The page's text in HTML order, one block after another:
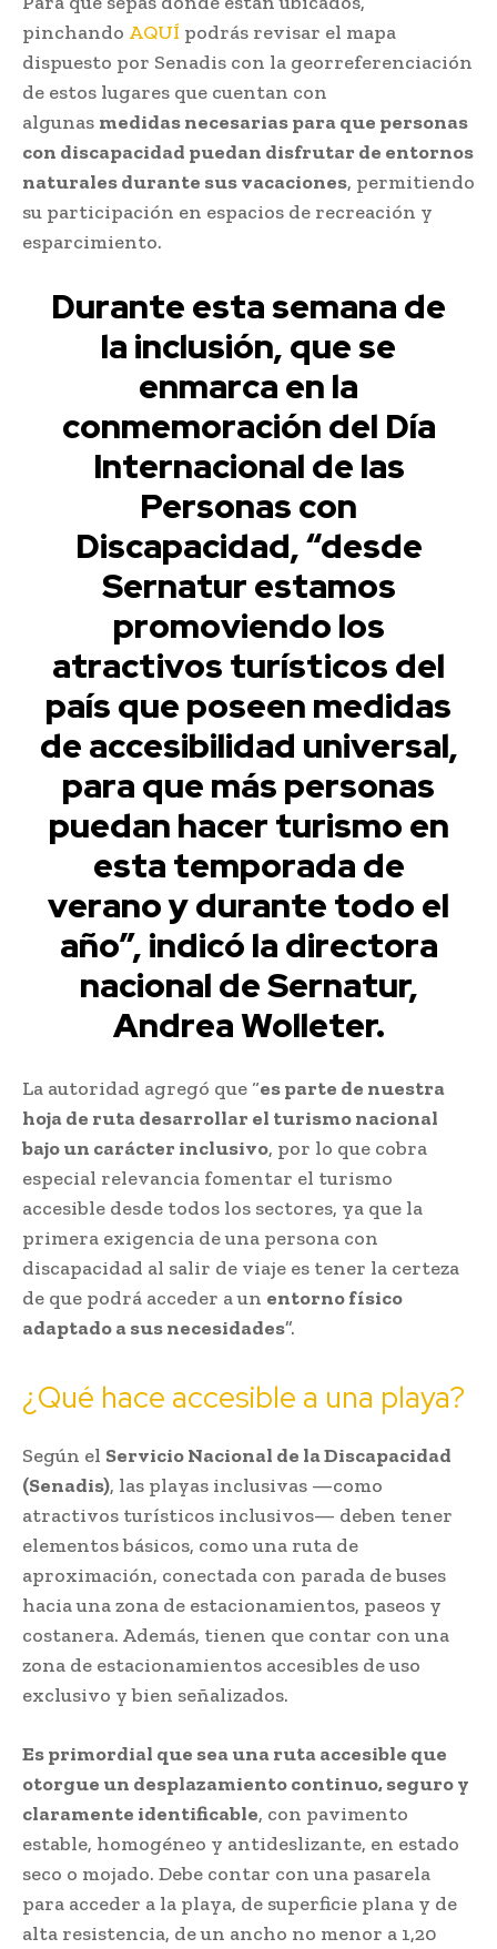
pinchando AQUÍ podrás revisar el mapa
dispuesto por Senadis con la georreferenciación
de estos lugares que cuentan con
algunas medidas necesarias para que personas
con discapacidad puedan disfrutar de entornos
naturales durante sus vacaciones, permitiendo
su participación en espacios de recreación y
esparcimiento.
Durante esta semana de
la inclusión, que se
enmarca en la
conmemoración del Día
Internacional de las
Personas con
Discapacidad, “desde
Sernatur estamos
promoviendo los
atractivos turísticos del
país que poseen medidas
de accesibilidad universal,
para que más personas
puedan hacer turismo en
esta temporada de
verano y durante todo el
año”, indicó la directora
nacional de Sernatur,
Andrea Wolleter.
La autoridad agregó que “es parte de nuestra
hoja de ruta desarrollar el turismo nacional
bajo un carácter inclusivo, por lo que cobra
especial relevancia fomentar el turismo
accesible desde todos los sectores, ya que la
primera exigencia de una persona con
discapacidad al salir de viaje es tener la certeza
de que podrá acceder a un entorno físico
adaptado a sus necesidades”.
¿Qué hace accesible a una playa?
Según el Servicio Nacional de la Discapacidad
(Senadis), las playas inclusivas —como
atractivos turísticos inclusivos— deben tener
elementos básicos, como una ruta de
aproximación, conectada con parada de buses
hacia una zona de estacionamientos, paseos y
costanera. Además, tienen que contar con una
zona de estacionamientos accesibles de uso
exclusivo y bien señalizados.
Es primordial que sea una ruta accesible que
otorgue un desplazamiento continuo, seguro y
claramente identificable, con pavimento
estable, homogéneo y antideslizante, en estado
seco o mojado. Debe contar con una pasarela
para acceder a la playa, de superficie plana y de
alta resistencia, de un ancho no menor a 1,20